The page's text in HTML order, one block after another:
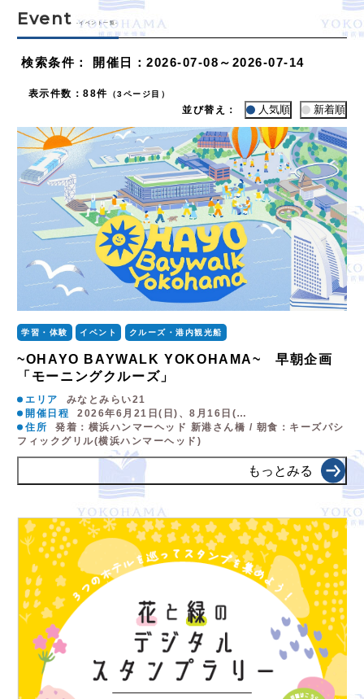
Event -イベント一覧-
検索条件 ： 開催日：2026-07-08～2026-07-14
表示件数 ：88件 （3ページ目）
並び替え： 人気順 新着順
学習・体験 イベント クルーズ・港内観光船
~OHAYO BAYWALK YOKOHAMA~ 早朝企画
「モーニングクルーズ」
エリア
みなとみらい21
開催日程
2026年6月21日(日)、8月16日(…
住所
発着：横浜ハンマーヘッド 新港さん橋 / 朝食：キーズパシ
フィックグリル(横浜ハンマーヘッド)
もっとみる